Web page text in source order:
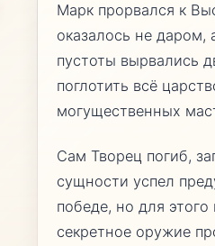
Марк прорвался к
оказалось не даром,
пустоты вырвались
поглотить всё
могущественных
Сам Творец погиб,
сущности успел
победе, но для
секретное оружие